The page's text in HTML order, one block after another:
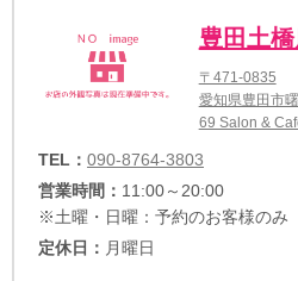
豊田土
〒471-0835
愛知県豊田市
69 Salon &
TEL： 090-8764-3803
営業時間： 11:00～20:00
※土曜・日曜：予約のお客様のみ
定休日： 月曜日